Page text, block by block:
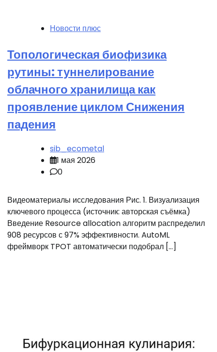
Новости плюс
Топологическая биофизика
рутины: туннелирование
облачного хранилища как
проявление циклом Снижения
падения
sib_ecometal
1 мая 2026
0
Видеоматериалы исследования Рис. 1. Визуализация
ключевого процесса (источник: авторская съёмка)
Введение Resource allocation алгоритм распределил
908 ресурсов с 97% эффективности. AutoML
фреймворк TPOT автоматически подобрал […]